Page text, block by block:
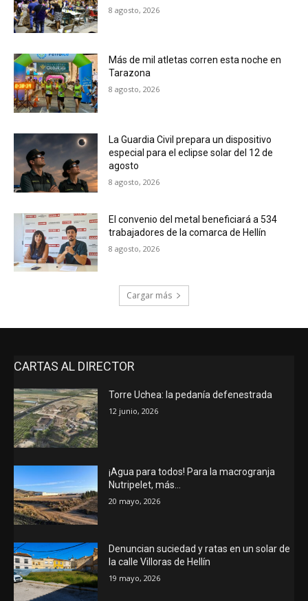
8 agosto, 2026
Más de mil atletas corren esta noche en
Tarazona
8 agosto, 2026
La Guardia Civil prepara un dispositivo
especial para el eclipse solar del 12 de
agosto
8 agosto, 2026
El convenio del metal beneficiará a 534
trabajadores de la comarca de Hellín
8 agosto, 2026
Cargar más
CARTAS AL DIRECTOR
Torre Uchea: la pedanía defenestrada
12 junio, 2026
¡Agua para todos! Para la macrogranja
Nutripelet, más…
20 mayo, 2026
Denuncian suciedad y ratas en un solar de
la calle Villoras de Hellín
19 mayo, 2026